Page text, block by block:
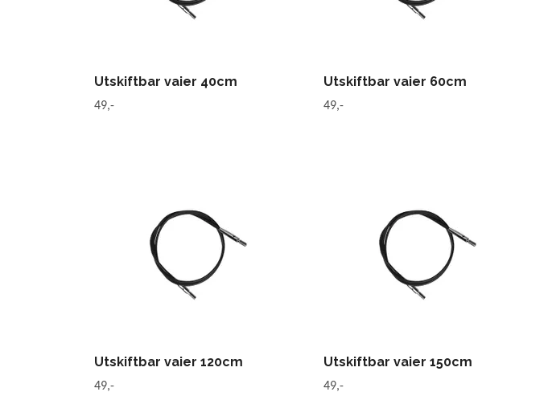
Utskiftbar vaier 40cm
49,-
Utskiftbar vaier 60cm
49,-
Utskiftbar vaier 120cm
49,-
Utskiftbar vaier 150cm
49,-